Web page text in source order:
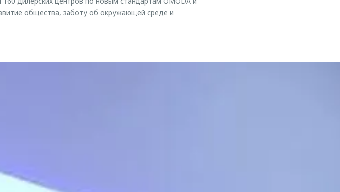
общества, заботу об окружающей среде и